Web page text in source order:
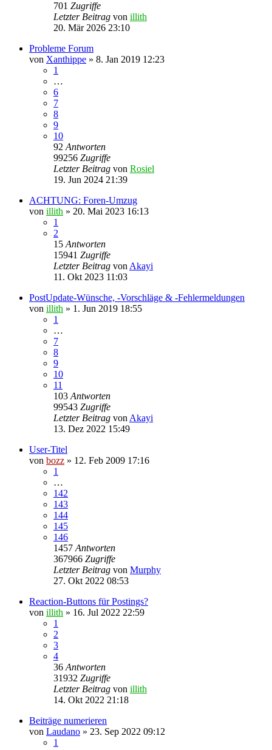
701 Zugriffe
Letzter Beitrag von illith
20. Mär 2026 23:10
Probleme Forum
von Xanthippe » 8. Jan 2019 12:23
1
…
6
7
8
9
10
92 Antworten
99256 Zugriffe
Letzter Beitrag von Rosiel
19. Jun 2024 21:39
ACHTUNG: Foren-Umzug
von illith » 20. Mai 2023 16:13
1
2
15 Antworten
15941 Zugriffe
Letzter Beitrag von Akayi
11. Okt 2023 11:03
PostUpdate-Wünsche, -Vorschläge & -Fehlermeldungen
von illith » 1. Jun 2019 18:55
1
…
7
8
9
10
11
103 Antworten
99543 Zugriffe
Letzter Beitrag von Akayi
13. Dez 2022 15:49
User-Titel
von bozz » 12. Feb 2009 17:16
1
…
142
143
144
145
146
1457 Antworten
367966 Zugriffe
Letzter Beitrag von Murphy
27. Okt 2022 08:53
Reaction-Buttons für Postings?
von illith » 16. Jul 2022 22:59
1
2
3
4
36 Antworten
31932 Zugriffe
Letzter Beitrag von illith
14. Okt 2022 21:18
Beiträge numerieren
von Laudano » 23. Sep 2022 09:12
1